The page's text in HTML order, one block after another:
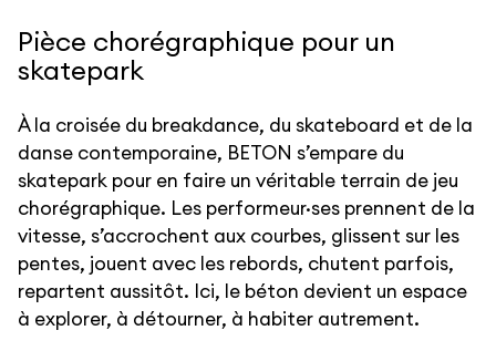
Pièce chorégraphique pour un
skatepark
À la croisée du breakdance, du skateboard et de la
danse contemporaine, BETON s’empare du
skatepark pour en faire un véritable terrain de jeu
chorégraphique. Les performeur·ses prennent de la
vitesse, s’accrochent aux courbes, glissent sur les
pentes, jouent avec les rebords, chutent parfois,
repartent aussitôt. Ici, le béton devient un espace
à explorer, à détourner, à habiter autrement.